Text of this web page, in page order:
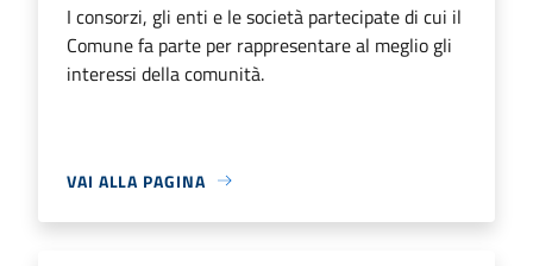
I consorzi, gli enti e le società partecipate di cui il
Comune fa parte per rappresentare al meglio gli
interessi della comunità.
VAI ALLA PAGINA